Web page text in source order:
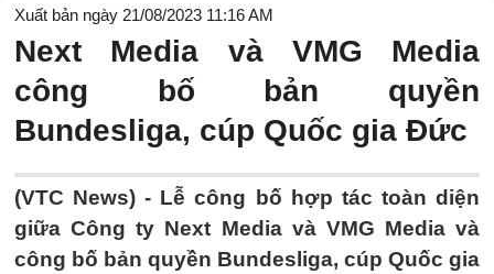
Xuất bản ngày 21/08/2023 11:16 AM
Next Media và VMG Media
công bố bản quyền
Bundesliga, cúp Quốc gia Đức
(VTC News) - Lễ công bố hợp tác toàn diện
giữa Công ty Next Media và VMG Media và
công bố bản quyền Bundesliga, cúp Quốc gia